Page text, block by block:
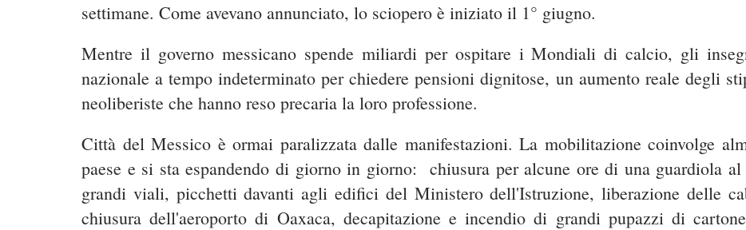
settimane. Come avevano annunciato, lo sciopero è iniziato il 1° giugno.
Mentre il governo messicano spende miliardi per ospitare i Mondiali di calcio, gli
nazionale a tempo indeterminato per chiedere pensioni dignitose, un aumento reale degli
neoliberiste che hanno reso precaria la loro professione.
Città del Messico è ormai paralizzata dalle manifestazioni. La mobilitazione coinvolge
paese e si sta espandendo di giorno in giorno: chiusura per alcune ore di una guardiola
grandi viali, picchetti davanti agli edifici del Ministero dell'Istruzione, liberazione delle
chiusura dell'aeroporto di Oaxaca, decapitazione e incendio di grandi pupazzi di